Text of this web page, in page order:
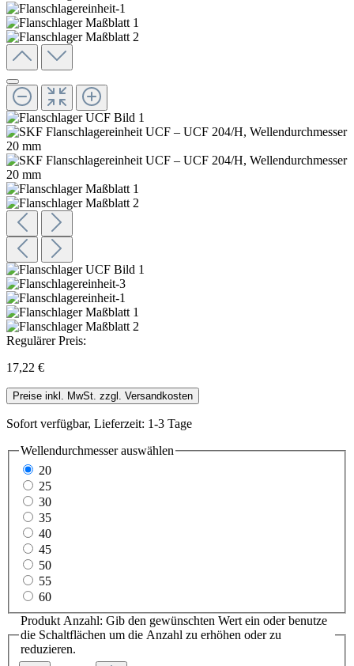
Regulärer Preis:
17,22 €
Preise inkl. MwSt. zzgl. Versandkosten
Sofort verfügbar, Lieferzeit: 1-3 Tage
Wellendurchmesserauswählen
20
25
30
35
40
45
50
55
60
Produkt Anzahl: Gib den gewünschten Wert ein oder benutze
die Schaltflächen um die Anzahl zu erhöhen oder zu
reduzieren.